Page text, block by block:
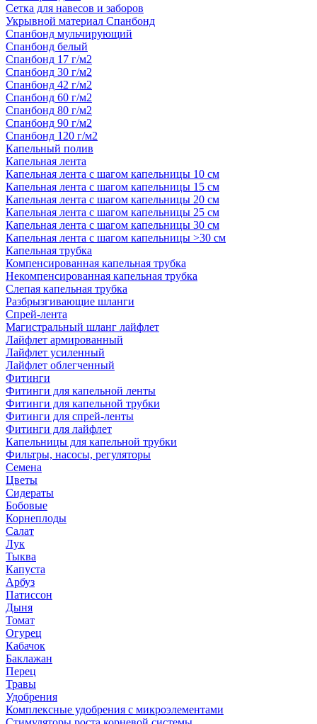
Сетка для навесов и заборов
Укрывной материал Спанбонд
Спанбонд мульчирующий
Спанбонд белый
Спанбонд 17 г/м2
Спанбонд 30 г/м2
Спанбонд 42 г/м2
Спанбонд 60 г/м2
Спанбонд 80 г/м2
Спанбонд 90 г/м2
Спанбонд 120 г/м2
Капельный полив
Капельная лента
Капельная лента с шагом капельницы 10 см
Капельная лента с шагом капельницы 15 см
Капельная лента с шагом капельницы 20 см
Капельная лента с шагом капельницы 25 см
Капельная лента с шагом капельницы 30 см
Капельная лента с шагом капельницы >30 см
Капельная трубка
Компенсированная капельная трубка
Некомпенсированная капельная трубка
Слепая капельная трубка
Разбрызгивающие шланги
Спрей-лента
Магистральный шланг лайфлет
Лайфлет армированный
Лайфлет усиленный
Лайфлет облегченный
Фитинги
Фитинги для капельной ленты
Фитинги для капельной трубки
Фитинги для спрей-ленты
Фитинги для лайфлет
Капельницы для капельной трубки
Фильтры, насосы, регуляторы
Семена
Цветы
Сидераты
Бобовые
Корнеплоды
Салат
Лук
Тыква
Капуста
Арбуз
Патиссон
Дыня
Томат
Огурец
Кабачок
Баклажан
Перец
Травы
Удобрения
Комплексные удобрения с микроэлементами